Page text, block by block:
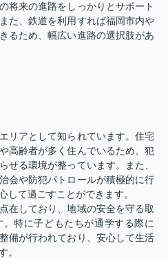
将来の進路をしっかりとサポート
た、鉄道を利用すれば福岡市内や
るため、幅広い進路の選択肢があ
リアとして知られています。住宅
高齢者が多く住んでいるため、犯
せる環境が整っています。また、
会や防犯パトロールが積極的に行
して過ごすことができます。
在しており、地域の安全を守る取
特に子どもたちが通学する際に
備が行われており、安心して生活
。